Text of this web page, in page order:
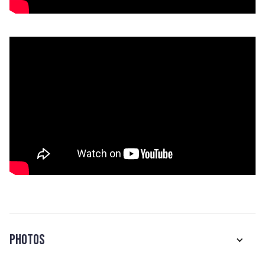
Photos